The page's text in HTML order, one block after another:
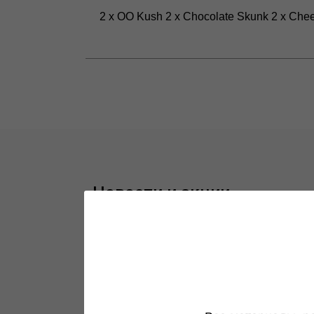
2 x OO Kush 2 x Chocolate Skunk 2 x
Новости и акции